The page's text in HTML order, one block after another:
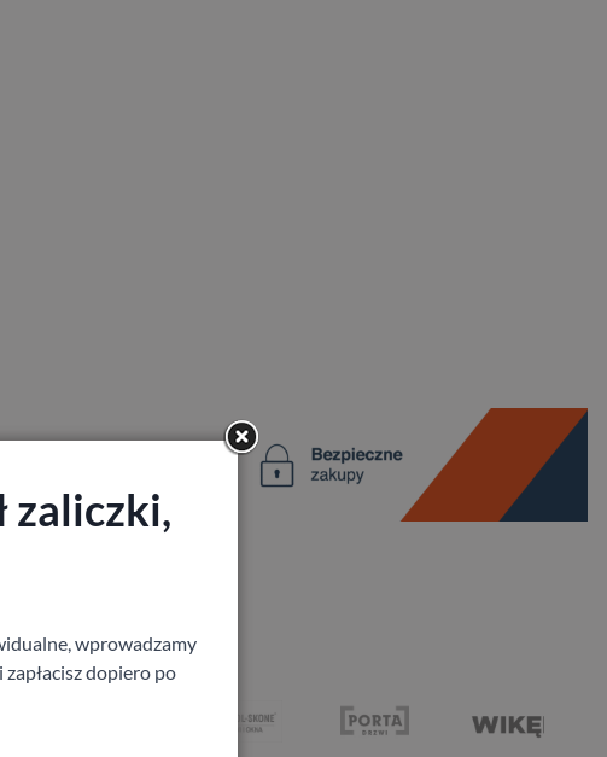
zaliczki,
wprowadzamy
dopiero po